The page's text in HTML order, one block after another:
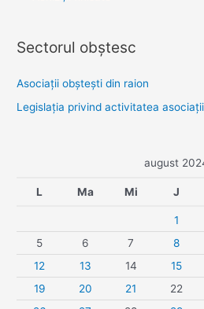
Sectorul obştesc
Asociaţii obşteşti din raion
Legislaţia privind activitatea
august
L Ma Mi J
1
5
6 7 8
12
13 14 15
19
20 21 22